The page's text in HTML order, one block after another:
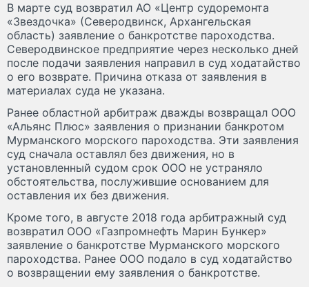
В марте суд возвратил АО «Центр судоремонта
«Звездочка» (Северодвинск, Архангельская
область) заявление о банкротстве пароходства.
Северодвинское предприятие через несколько дней
после подачи заявления направил в суд ходатайство
о его возврате. Причина отказа от заявления в
материалах суда не указана.
Ранее областной арбитраж дважды возвращал ООО
«Альянс Плюс» заявления о признании банкротом
Мурманского морского пароходства. Эти заявления
суд сначала оставлял без движения, но в
установленный судом срок ООО не устраняло
обстоятельства, послужившие основанием для
оставления их без движения.
Кроме того, в августе 2018 года арбитражный суд
возвратил ООО «Газпромнефть Марин Бункер»
заявление о банкротстве Мурманского морского
пароходства. Ранее ООО подало в суд ходатайство
о возвращении ему заявления о банкротстве.